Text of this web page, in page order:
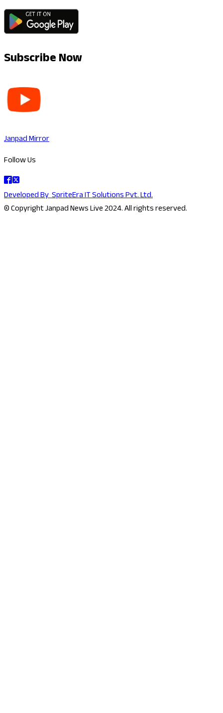
Subscribe Now
Janpad Mirror
Follow Us
Developed BySpriteEra IT Solutions Pvt. Ltd.
© Copyright Janpad News Live 2024. All rights reserved.